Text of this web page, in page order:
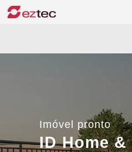
Imóvel pronto
ID Home